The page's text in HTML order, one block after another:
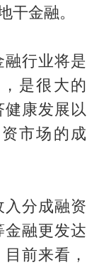
干金融。
行业将是
是很大的
健康发展以
市场的成
入分成融资
金融更发达
前来看，